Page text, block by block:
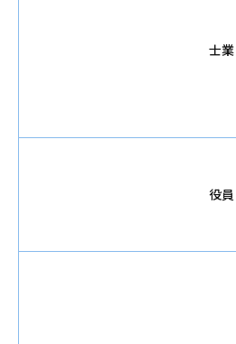
士業
役員